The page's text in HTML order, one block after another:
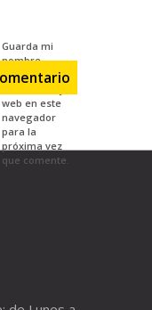
Guarda mi
nombre,
correo
web en este
navegador
para la
próxima vez
que comente.